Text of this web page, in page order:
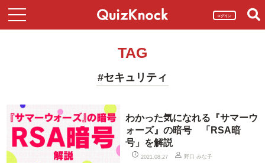
ログイン
TAG
#セキュリティ
わかった気になれる『サマーウ
ォーズ』の暗号 「RSA暗
号」を解説
2021.08.27 野口 みな子